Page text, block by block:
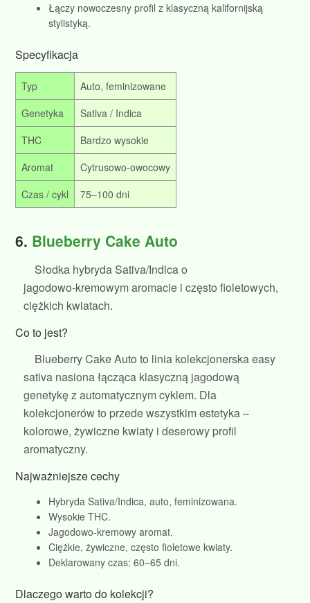
Łączy nowoczesny profil z klasyczną kalifornijską
stylistyką.
Specyfikacja
Typ
Auto, feminizowane
Genetyka
Sativa / Indica
THC
Bardzo wysokie
Aromat
Cytrusowo‑owocowy
Czas / cykl
75–100 dni
6. Blueberry Cake Auto
Słodka hybryda Sativa/Indica o
jagodowo‑kremowym aromacie i często fioletowych,
ciężkich kwiatach.
Co to jest?
Blueberry Cake Auto to linia kolekcjonerska easy
sativa nasiona łącząca klasyczną jagodową
genetykę z automatycznym cyklem. Dla
kolekcjonerów to przede wszystkim estetyka –
kolorowe, żywiczne kwiaty i deserowy profil
aromatyczny.
Najważniejsze cechy
Hybryda Sativa/Indica, auto, feminizowana.
Wysokie THC.
Jagodowo‑kremowy aromat.
Ciężkie, żywiczne, często fioletowe kwiaty.
Deklarowany czas: 60–65 dni.
Dlaczego warto do kolekcji?